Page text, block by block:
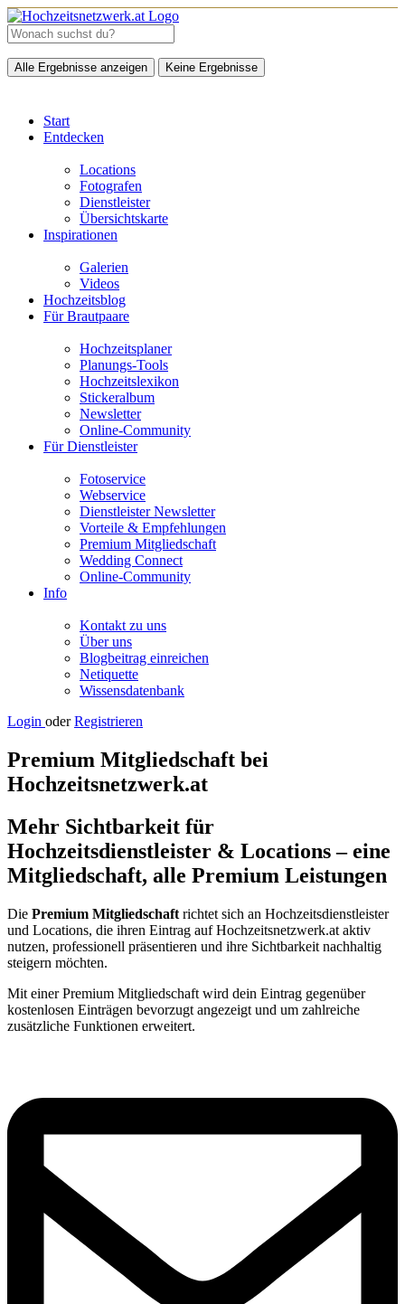
Alle Ergebnisse anzeigen Keine Ergebnisse
Start
Entdecken
Locations
Fotografen
Dienstleister
Übersichtskarte
Inspirationen
Galerien
Videos
Hochzeitsblog
Für Brautpaare
Hochzeitsplaner
Planungs-Tools
Hochzeitslexikon
Stickeralbum
Newsletter
Online-Community
Für Dienstleister
Fotoservice
Webservice
Dienstleister Newsletter
Vorteile & Empfehlungen
Premium Mitgliedschaft
Wedding Connect
Online-Community
Info
Kontakt zu uns
Über uns
Blogbeitrag einreichen
Netiquette
Wissensdatenbank
Login oder Registrieren
Premium Mitgliedschaft bei
Hochzeitsnetzwerk.at
Mehr Sichtbarkeit für
Hochzeitsdienstleister & Locations – eine
Mitgliedschaft, alle Premium Leistungen
Die Premium Mitgliedschaft richtet sich an Hochzeitsdienstleister
und Locations, die ihren Eintrag auf Hochzeitsnetzwerk.at aktiv
nutzen, professionell präsentieren und ihre Sichtbarkeit nachhaltig
steigern möchten.
Mit einer Premium Mitgliedschaft wird dein Eintrag gegenüber
kostenlosen Einträgen bevorzugt angezeigt und um zahlreiche
zusätzliche Funktionen erweitert.